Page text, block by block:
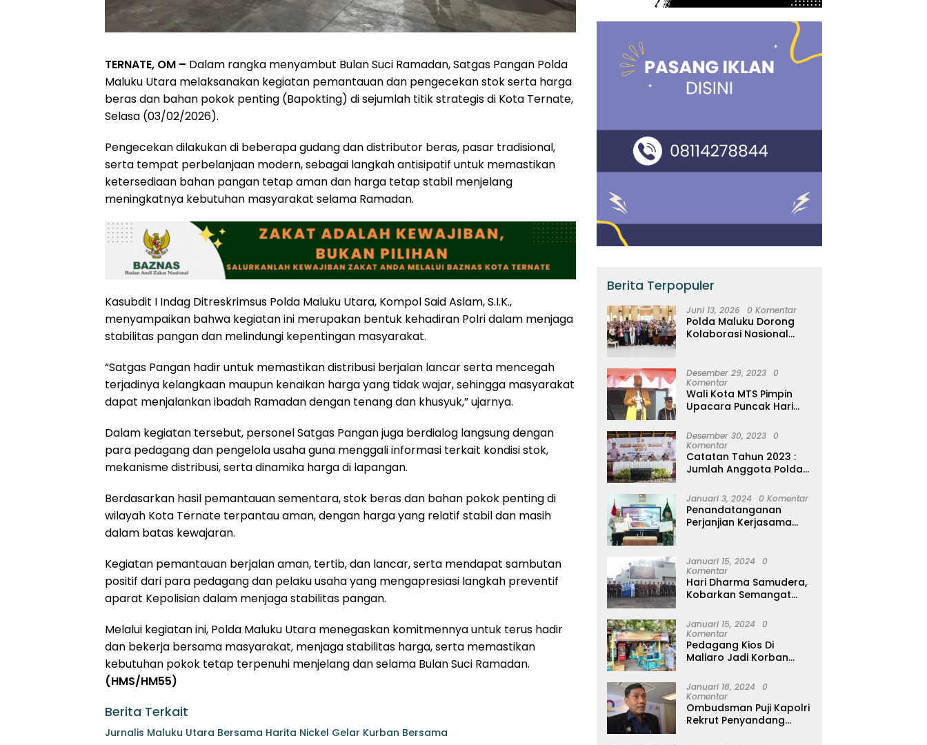
TERNATE, OM – Dalam rangka menyambut Bulan Suci Ramadan, Satgas Pangan Polda
Maluku Utara melaksanakan kegiatan pemantauan dan pengecekan stok serta harga
beras dan bahan pokok penting (Bapokting) di sejumlah titik strategis di Kota Ternate,
Selasa (03/02/2026).
Pengecekan dilakukan di beberapa gudang dan distributor beras, pasar tradisional,
serta tempat perbelanjaan modern, sebagai langkah antisipatif untuk memastikan
ketersediaan bahan pangan tetap aman dan harga tetap stabil menjelang
meningkatnya kebutuhan masyarakat selama Ramadan.
Kasubdit I Indag Ditreskrimsus Polda Maluku Utara, Kompol Said Aslam, S.I.K.,
menyampaikan bahwa kegiatan ini merupakan bentuk kehadiran Polri dalam menjaga
stabilitas pangan dan melindungi kepentingan masyarakat.
“Satgas Pangan hadir untuk memastikan distribusi berjalan lancar serta mencegah
terjadinya kelangkaan maupun kenaikan harga yang tidak wajar, sehingga masyarakat
dapat menjalankan ibadah Ramadan dengan tenang dan khusyuk,” ujarnya.
Dalam kegiatan tersebut, personel Satgas Pangan juga berdialog langsung dengan
para pedagang dan pengelola usaha guna menggali informasi terkait kondisi stok,
mekanisme distribusi, serta dinamika harga di lapangan.
Berdasarkan hasil pemantauan sementara, stok beras dan bahan pokok penting di
wilayah Kota Ternate terpantau aman, dengan harga yang relatif stabil dan masih
dalam batas kewajaran.
Kegiatan pemantauan berjalan aman, tertib, dan lancar, serta mendapat sambutan
positif dari para pedagang dan pelaku usaha yang mengapresiasi langkah preventif
aparat Kepolisian dalam menjaga stabilitas pangan.
Melalui kegiatan ini, Polda Maluku Utara menegaskan komitmennya untuk terus hadir
dan bekerja bersama masyarakat, menjaga stabilitas harga, serta memastikan
kebutuhan pokok tetap terpenuhi menjelang dan selama Bulan Suci Ramadan.
(HMS/HM55)
Berita Terkait
Jurnalis Maluku Utara Bersama Harita Nickel Gelar Kurban Bersama
Berita Terpopuler
Juni 13, 2026 0 Komentar
Polda Maluku Dorong
Kolaborasi Nasional
Perempuan Seribu Pulau
Desember 29, 2023
0
Komentar
Wali Kota MTS Pimpin
Upacara Puncak Hari
Ajak Masyarakat Hidup
Bersih
Desember 30, 2023
0
Komentar
Catatan Tahun 2023 :
Jumlah Anggota Polda
Orang Dipecat
Januari 3, 2024 0 Komentar
Penandatanganan
Perjanjian Kerjasama
Januari 15, 2024
0
Komentar
Hari Dharma Samudera,
Kobarkan Semangat
Jalasena Yang
Tangguh, Profesional
dan Modern
Januari 15, 2024
0
Komentar
Pedagang Kios Di
Maliaro Jadi Korban
Januari 18, 2024
0
Komentar
Ombudsman Puji Kapolri
Rekrut Penyandang